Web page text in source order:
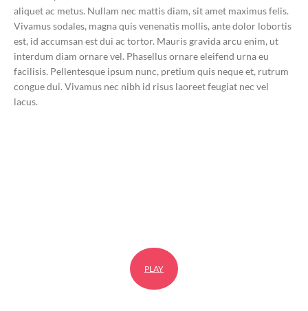
aliquet ac metus. Nullam nec mattis diam, sit amet maximus felis.
Vivamus sodales, magna quis venenatis mollis, ante dolor lobortis
est, id accumsan est dui ac tortor. Mauris gravida arcu enim, ut
interdum diam ornare vel. Phasellus ornare eleifend urna eu
facilisis. Pellentesque ipsum nunc, pretium quis neque et, rutrum
congue dui. Vivamus nec nibh id risus laoreet feugiat nec vel
lacus.
PLAY